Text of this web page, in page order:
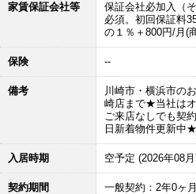
家賃保証会社等
保証会社必加入（
必須。初回保証料
の１％＋800円/月(
保険 --
備考
川崎市・横浜市の
崎店まで★当社は
ご来店なしでも契
日新着物件更新中★
入居時期 空予定 (2026年08
契約期間 一般契約：2年0ヶ